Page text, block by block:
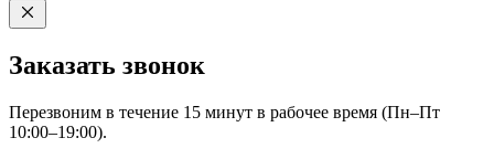
Заказать звонок
Перезвоним в течение 15 минут в рабочее время (Пн–Пт
10:00–19:00).